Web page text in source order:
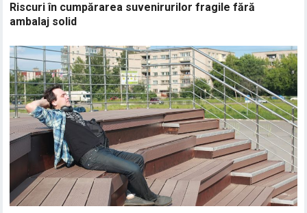
Riscuri în cumpărarea suvenirurilor fragile fără
ambalaj solid